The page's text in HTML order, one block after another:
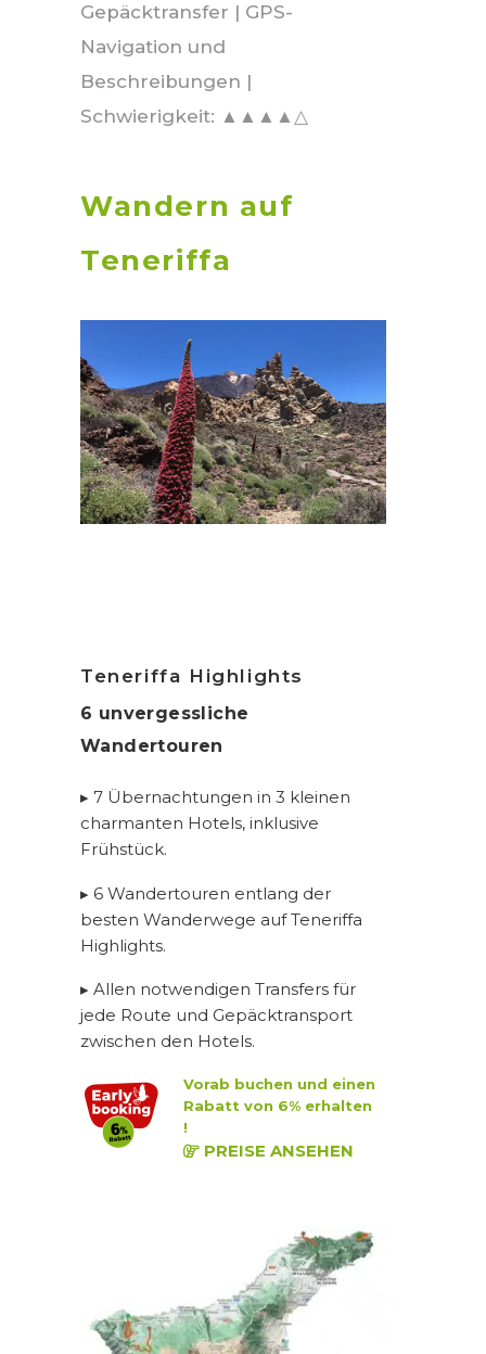
Gepäcktransfer | GPS-
Navigation und
Beschreibungen |
Schwierigkeit: ▲▲▲▲△
Wandern auf
Teneriffa
Teneriffa Highlights
6 unvergessliche
Wandertouren
▸ 7 Übernachtungen in 3 kleinen
charmanten Hotels, inklusive
Frühstück.
▸ 6 Wandertouren entlang der
besten Wanderwege auf Teneriffa
Highlights.
▸ Allen notwendigen Transfers für
jede Route und Gepäcktransport
zwischen den Hotels.
Vorab buchen und einen
Rabatt von 6% erhalten
!
PREISE ANSEHEN